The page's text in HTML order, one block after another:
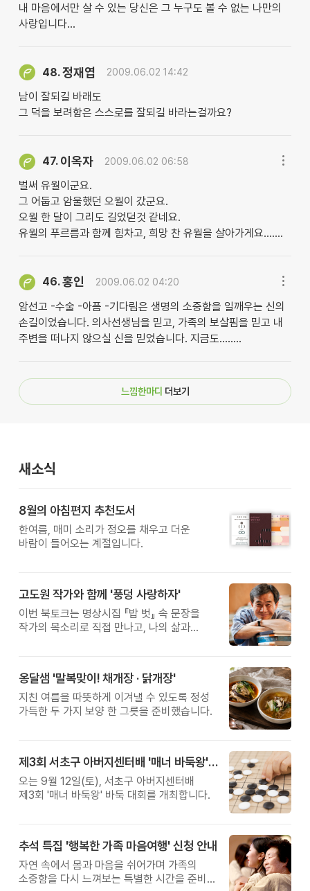
내 마음에서만 살 수 있는 당신은 그 누구도 볼 수 없는 나만의
사랑입니다...
48.정재엽 2009.06.02 14:42
남이 잘되길 바래도
그 덕을 보려함은 스스로를 잘되길 바라는걸까요?
47. 이옥자 2009.06.02 06:58
벌써 유월이군요.
그 어둡고 암울했던 오월이 갔군요.
오월 한 달이 그리도 길었덛것 같네요.
유월의 푸르름과 함께 힘차고, 희망 찬 유월을 살아가게요.......
46.홍인 2009.06.02 04:20
암선고 -수술 -아픔 -기다림은 생명의 소중함을 일깨우는 신의
손길이었습니다. 의사선생님을 믿고, 가족의 보살핌을 믿고 내
주변을 떠나지 않으실 신을 믿었습니다. 지금도........
느낌한마디 더보기
새소식
8월의 아침편지 추천도서
한여름, 매미 소리가 정오를 채우고 더운
바람이 들어오는 계절입니다.
고도원 작가와 함께 '풍덩 사랑하자'
이번 북토크는 명상시집 『밥 벗』 속 문장을
작가의 목소리로 직접 만나고, 나의 삶과
옹달샘 '말복맞이! 채개장 · 닭개장'
지친 여름을 따뜻하게 이겨낼 수 있도록 정성
가득한 두 가지 보양 한 그릇을 준비했습니다.
제3회 서초구 아버지센터배 '매너 바둑왕' 대회
오는 9월 12일(토), 서초구 아버지센터배
제3회 '매너 바둑왕' 바둑 대회를 개최합니다.
추석 특집 '행복한 가족 마음여행' 신청 안내
자연 속에서 몸과 마음을 쉬어가며 가족의
소중함을 다시 느껴보는 특별한 시간을 준비해